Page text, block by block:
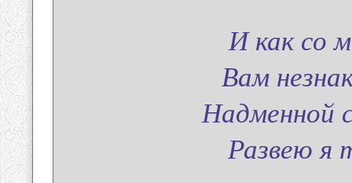
И как со
Вам
Надменной
Развею я